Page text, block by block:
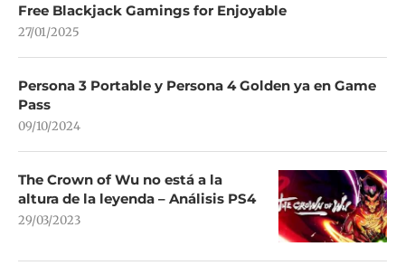
Free Blackjack Gamings for Enjoyable
27/01/2025
Persona 3 Portable y Persona 4 Golden ya en Game
Pass
09/10/2024
The Crown of Wu no está a la
altura de la leyenda – Análisis PS4
29/03/2023